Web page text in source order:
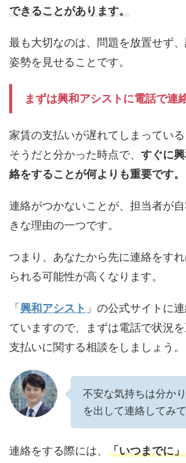
できることがあります。
最も大切なのは、問題を放置せず
姿勢を見せることです。
まずは興和アシストに電話で連
家賃の支払いが遅れてしまってい
そうだと分かった時点で、 すぐに
絡をすることが何よりも重要です。
連絡がつかないことが、担当者が
きな理由の一つです。
つまり、あなたから先に連絡をす
られる可能性が高くなります。
「 興和アシスト 」の公式サイトに
ていますので、まずは電話で状況を
支払いに関する相談をしましょう。
不安な気持ちは分か
を出して連絡してみ
連絡をする際には、 「いつまでに